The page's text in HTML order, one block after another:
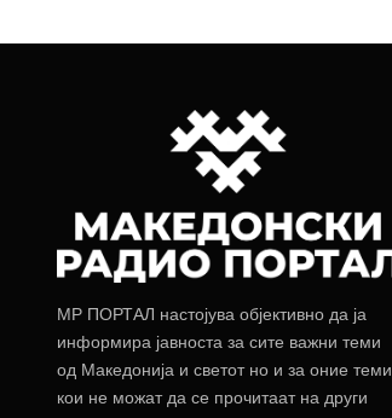
МР ПОРТАЛ настојува објективно да ја
информира јавноста за сите важни теми
од Македонија и светот но и за оние теми
кои не можат да се прочитаат на други